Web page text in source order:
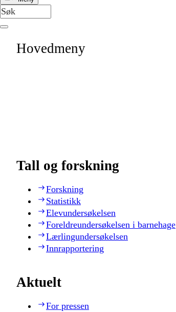
Hovedmeny
Tall og forskning
Forskning
Statistikk
Elevundersøkelsen
Foreldreundersøkelsen i barnehage
Lærlingundersøkelsen
Innrapportering
Aktuelt
For pressen